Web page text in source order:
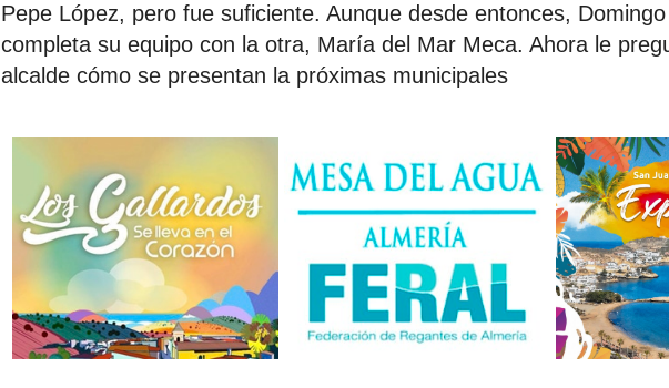
Pepe López, pero fue suficiente. Aunque desde entonces,
completa su equipo con la otra, María del Mar Meca. Ahora le
alcalde cómo se presentan la próximas municipales